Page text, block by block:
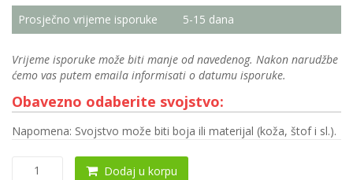
Prosječno vrijeme isporuke
5-15 dana
Vrijeme isporuke može biti manje od navedenog. Nakon narudžbe
ćemo vas putem emaila informisati o datumu isporuke.
Obavezno odaberite svojstvo:
Napomena: Svojstvo može biti boja ili materijal (koža, štof i sl.).
Trpezarijski
Dodaj u korpu